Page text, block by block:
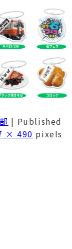
| Published
× 490 pixels